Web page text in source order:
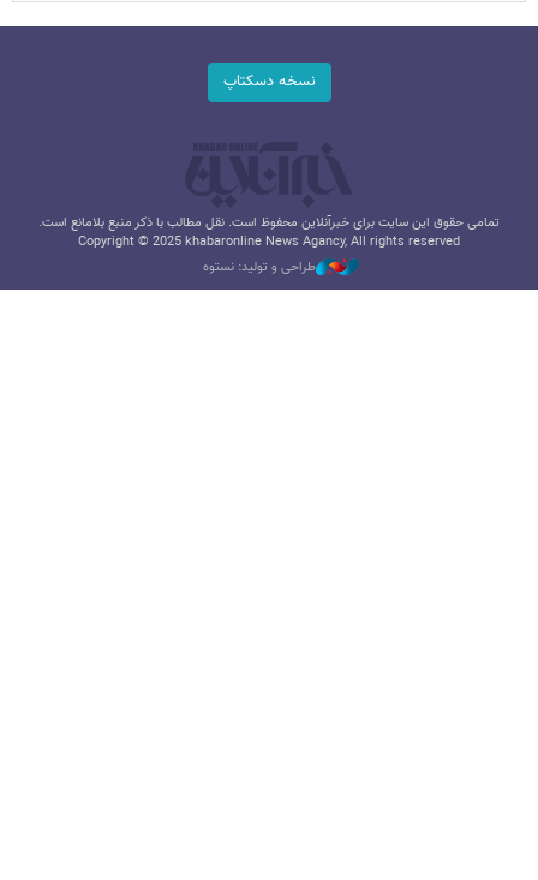
نسخه دسکتاپ
تمامی حقوق این سایت برای خبرآنلاین محفوظ است. نقل مطالب با ذکر منبع بلامانع است.
Copyright © 2025 khabaronline News Agancy, All rights reserved
طراحی و تولید: نستوه